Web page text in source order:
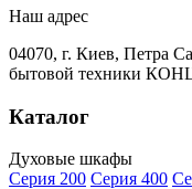
Наш адрес
04070, г. Киев, Петра
бытовой техники
Каталог
Духовые шкафы
Серия 200 Серия 400